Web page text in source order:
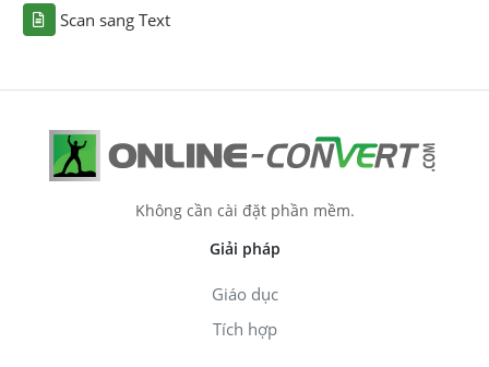
Scan sang Text
Không cần cài đặt phần mềm.
Giải pháp
Giáo dục
Tích hợp